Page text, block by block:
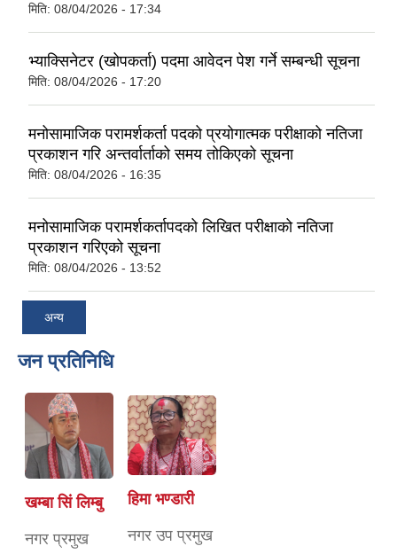
मिति: 08/04/2026 - 17:34
भ्याक्सिनेटर (खोपकर्ता) पदमा आवेदन पेश गर्ने सम्बन्धी सूचना
मिति: 08/04/2026 - 17:20
मनोसामाजिक परामर्शकर्ता पदको प्रयोगात्मक परीक्षाको नतिजा
प्रकाशन गरि अन्तर्वार्ताको समय तोकिएको सूचना
मिति: 08/04/2026 - 16:35
मनोसामाजिक परामर्शकर्तापदको लिखित परीक्षाको नतिजा
प्रकाशन गरिएको सूचना
मिति: 08/04/2026 - 13:52
अन्य
जन प्रतिनिधि
खम्बा सिं लिम्बु
नगर प्रमुख
हिमा भण्डारी
नगर उप प्रमुख